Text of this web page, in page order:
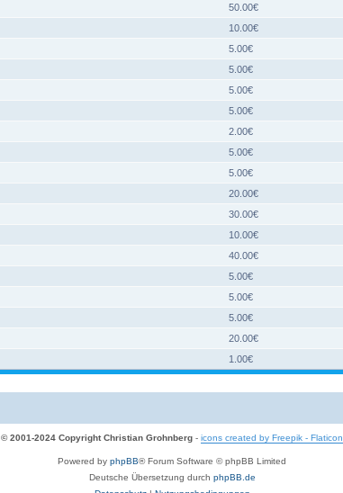
50.00€
10.00€
5.00€
5.00€
5.00€
5.00€
2.00€
5.00€
5.00€
20.00€
30.00€
10.00€
40.00€
5.00€
5.00€
5.00€
20.00€
1.00€
© 2001-2024 Copyright Christian Grohnberg - icons created by Freepik - Flaticon
Powered by phpBB® Forum Software © phpBB Limited
Deutsche Übersetzung durch phpBB.de